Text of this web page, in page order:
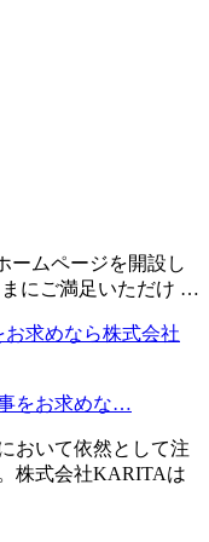
ームページを開設し
にご満足いただけ …
をお求めな…
おいて依然として注
株式会社KARITAは